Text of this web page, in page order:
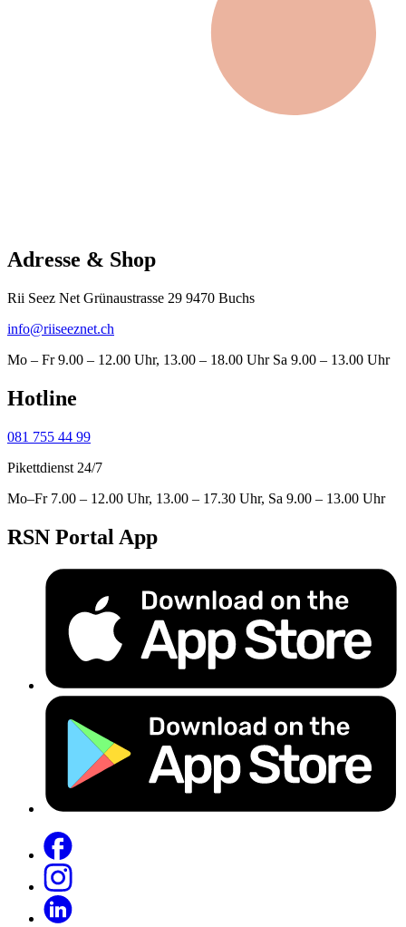
Adresse & Shop
Rii Seez Net Grünaustrasse 29 9470 Buchs
info@riiseeznet.ch
Mo – Fr 9.00 – 12.00 Uhr, 13.00 – 18.00 Uhr Sa 9.00 – 13.00 Uhr
Hotline
081 755 44 99
Pikettdienst 24/7
Mo–Fr 7.00 – 12.00 Uhr, 13.00 – 17.30 Uhr, Sa 9.00 – 13.00 Uhr
RSN Portal App